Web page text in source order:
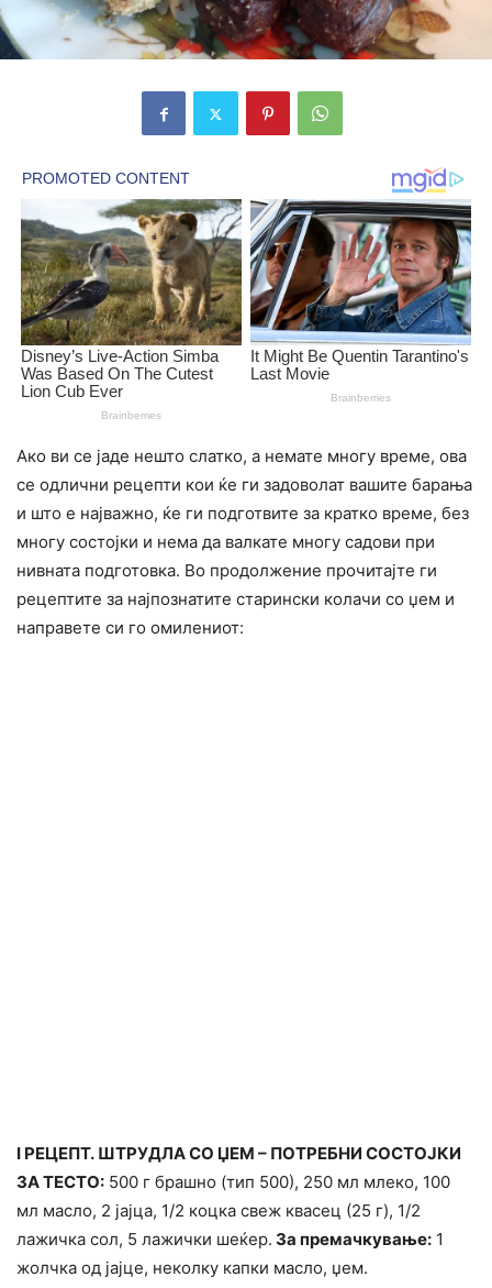
Ако ви се јаде нешто слатко, а немате многу време, ова
се одлични рецепти кои ќе ги задоволат вашите барања
и што е најважно, ќе ги подготвите за кратко време, без
многу состојки и нема да валкате многу садови при
нивната подготовка. Во продолжение прочитајте ги
рецептите за најпознатите старински колачи со џем и
направете си го омилениот:
I РЕЦЕПТ. ШТРУДЛА СО ЏЕМ – ПОТРЕБНИ СОСТОЈКИ
ЗА ТЕСТО: 500 г брашно (тип 500), 250 мл млеко, 100
мл масло, 2 јајца, 1/2 коцка свеж квасец (25 г), 1/2
лажичка сол, 5 лажички шеќер. За премачкување: 1
жолчка од јајце, неколку капки масло, џем.